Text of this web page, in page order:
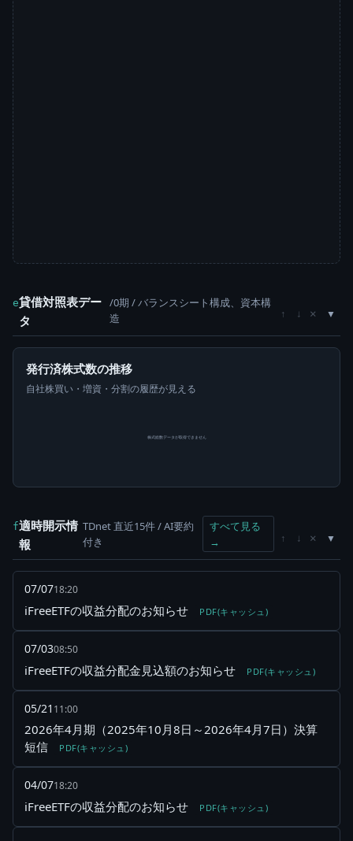
e貸借対照表デー
タ
/0期 / バランスシート構成、資本構
造
↑ ↓ ×
発行済株式数の推移
自社株買い・増資・分割の履歴が見える
株式総数データが取得できません
f適時開示情
報
TDnet 直近15件 / AI要約
付き
すべて見る
→
↑ ↓ ×
07/0718:20
iFreeETFの収益分配のお知らせ PDF(キャッシュ)
07/0308:50
iFreeETFの収益分配金見込額のお知らせ PDF(キャッシュ)
05/21 11:00
2026年4月期（2025年10月8日～2026年4月7日）決算
短信
PDF(キャッシュ)
04/0718:20
iFreeETFの収益分配のお知らせ PDF(キャッシュ)